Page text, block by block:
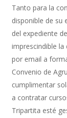
de
Bonificación
Tanto para la
disponible de
del expediente
imprescindible la
por email a
Convenio de
cumplimentar
a contratar
Tripartita esté